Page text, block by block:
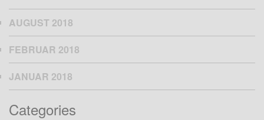
AUGUST 2018
FEBRUAR 2018
JANUAR 2018
Categories